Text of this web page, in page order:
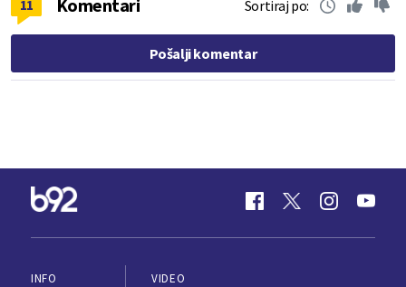
11 Komentari Sortiraj po:
Pošalji komentar
INFO
VIDEO